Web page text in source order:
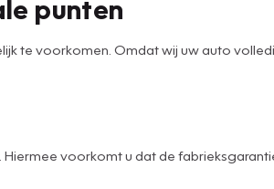
punten
te voorkomen. Omdat wij uw auto
voorkomt u dat de